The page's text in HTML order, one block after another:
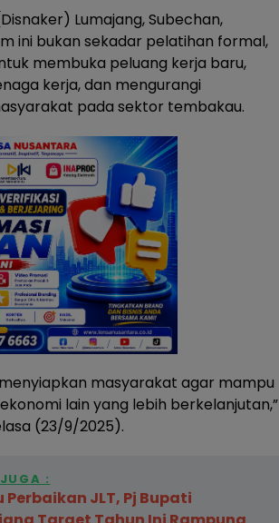
Lumajang, Subechan,
ini bukan sekadar pelatihan formal,
membuka peluang kerja baru,
kerja, dan mengurangi
pada sektor tembakau.
masyarakat agar mampu
lain yang lebih berkelanjutan,”
(23/9/2025).
:
Perbaikan JLT, Pj Bupati